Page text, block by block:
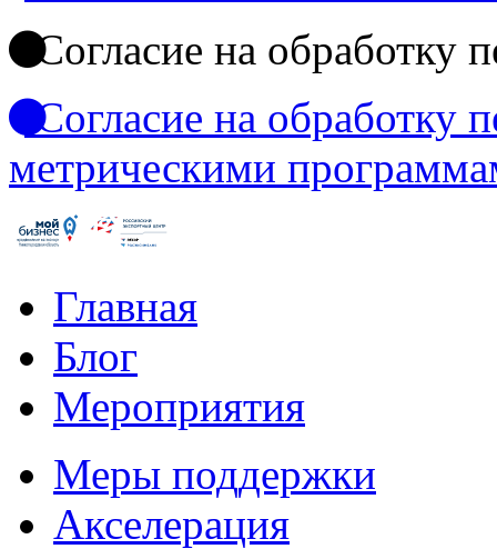
Согласие на обработку
Согласие на обработку
метрическими
Главная
Блог
Мероприятия
Меры поддержки
Акселерация